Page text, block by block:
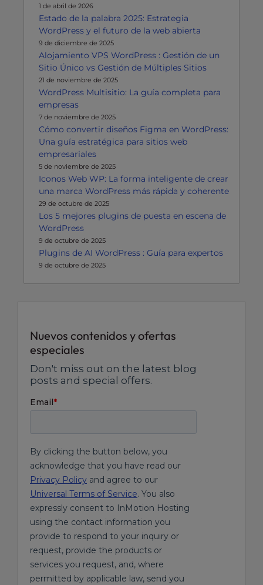
1 de abril de 2026
Estado de la palabra 2025: Estrategia
WordPress y el futuro de la web abierta
9 de diciembre de 2025
Alojamiento VPS WordPress : Gestión de un
Sitio Único vs Gestión de Múltiples Sitios
21 de noviembre de 2025
WordPress Multisitio: La guía completa para
empresas
7 de noviembre de 2025
Cómo convertir diseños Figma en WordPress:
Una guía estratégica para sitios web
empresariales
5 de noviembre de 2025
Iconos Web WP: La forma inteligente de crear
una marca WordPress más rápida y coherente
29 de octubre de 2025
Los 5 mejores plugins de puesta en escena de
WordPress
9 de octubre de 2025
Plugins de AI WordPress : Guía para expertos
9 de octubre de 2025
Nuevos contenidos y ofertas
especiales